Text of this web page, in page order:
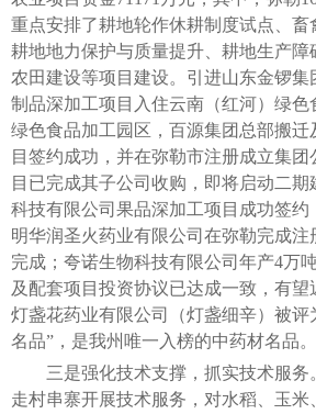
重点安排了耕地轮作休耕制度试点、畜
耕地地力保护与质量提升、耕地生产障
农田建设等项目建设。引进山东金锣集
制品深加工项目入住云南（红河）绿色
绿色食品加工园区，百源集团总部搬迁
目签约成功，并在弥勒市注册成立集
目已完成其子公司收购，即将启动二
科技有限公司果品深加工项目成功签约
明华润圣火药业有限公司在弥勒完成注
完成；夸诺生物科技有限公司年产4万
及配套项目投资协议已达成一致，有
灯盏花药业有限公司（灯盏细辛）被评
名品”，是我州唯一入榜的中药材名品。
三是强化技术支撑，抓实技术服务
走村串寨开展技术服务，对水稻、玉米